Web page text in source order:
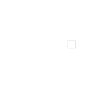
2. Платформу типу
3. Конструкцію
вантаж кріпиться
4. Бортову
фахівцями. Типова
(оцинковану або